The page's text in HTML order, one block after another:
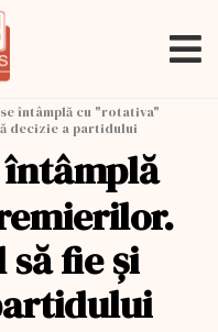
se întâmplă cu "rotativa"
decizie a partidului
întâmplă
fie şi